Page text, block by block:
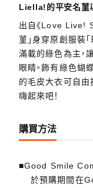
Liella!的平安名菫
出自《Love Live!
菫」身穿原創服裝
滿載的綠色為主
眼睛。飾有綠色蝴
的毛皮大衣可自由
嗨起來吧！
購買方法
■Good Smile
於預購期間在